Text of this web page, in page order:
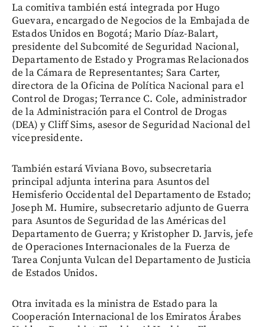
La comitiva también está integrada por Hugo
Guevara, encargado de Negocios de la Embajada de
Estados Unidos en Bogotá; Mario Díaz-Balart,
presidente del Subcomité de Seguridad Nacional,
Departamento de Estado y Programas Relacionados
de la Cámara de Representantes; Sara Carter,
directora de la Oficina de Política Nacional para el
Control de Drogas; Terrance C. Cole, administrador
de la Administración para el Control de Drogas
(DEA) y Cliff Sims, asesor de Seguridad Nacional del
vicepresidente.
También estará Viviana Bovo, subsecretaria
principal adjunta interina para Asuntos del
Hemisferio Occidental del Departamento de Estado;
Joseph M. Humire, subsecretario adjunto de Guerra
para Asuntos de Seguridad de las Américas del
Departamento de Guerra; y Kristopher D. Jarvis, jefe
de Operaciones Internacionales de la Fuerza de
Tarea Conjunta Vulcan del Departamento de Justicia
de Estados Unidos.
Otra invitada es la ministra de Estado para la
Cooperación Internacional de los Emiratos Árabes